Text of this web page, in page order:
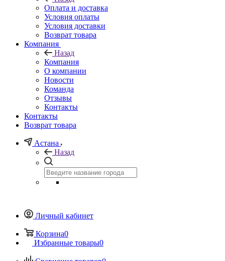
Оплата и доставка
Условия оплаты
Условия доставки
Возврат товара
Компания
Назад
Компания
О компании
Новости
Команда
Отзывы
Контакты
Контакты
Возврат товара
Астана
Назад
Личный кабинет
Корзина0
Избранные товары0